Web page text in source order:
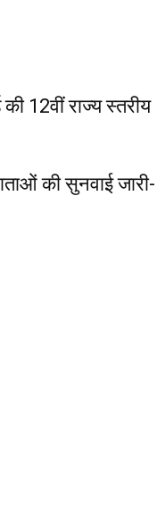
12वीं राज्य स्तरीय
की सुनवाई जारी-